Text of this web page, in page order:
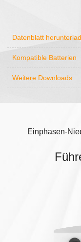
Datenblatt
Kompatible Batterien
Weitere Downloads
Einphasen-